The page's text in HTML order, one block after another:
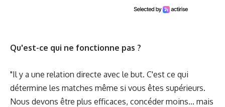
Qu'est-ce qui ne fonctionne pas ?
"Il y a une relation directe avec le but. C'est ce qui
détermine les matches même si vous êtes supérieurs.
Nous devons être plus efficaces, concéder moins... mais